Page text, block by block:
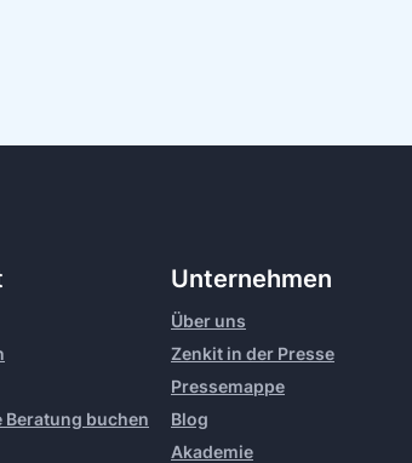
Beratung buchen
Unternehmen
Über uns
Zenkit in der Presse
Pressemappe
Blog
Akademie